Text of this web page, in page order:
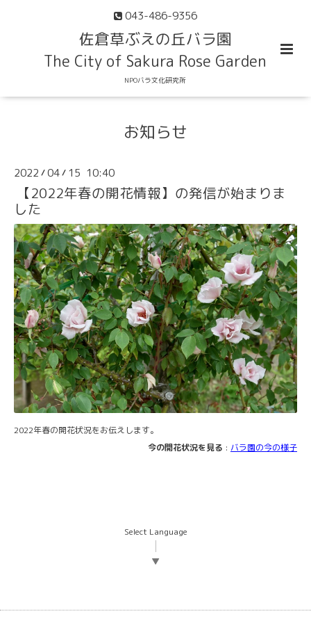
043-486-9356
佐倉草ぶえの丘バラ園
The City of Sakura Rose Garden
NPOバラ文化研究所
お知らせ
2022 /04/ 15 10:40
【2022年春の開花情報】の発信が始まりま
した
2022年春の開花状況をお伝えします。
今の開花状況を見る : バラ園の今の様子
Select Language
▼